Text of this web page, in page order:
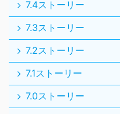
7.4ストーリー
7.3ストーリー
7.2ストーリー
7.1ストーリー
7.0ストーリー